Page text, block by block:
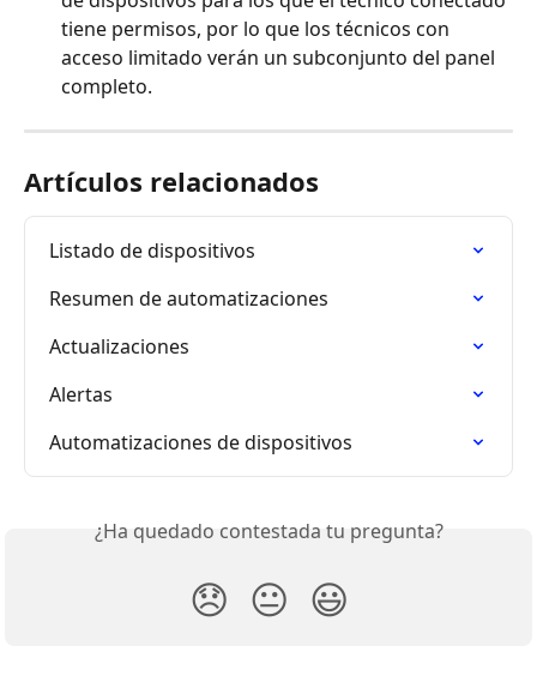
tiene permisos, por lo que los técnicos con
acceso limitado verán un subconjunto del panel
completo.
Artículos relacionados
Listado de dispositivos
Resumen de automatizaciones
Actualizaciones
Alertas
Automatizaciones de dispositivos
¿Ha quedado contestada tu pregunta?
😞 😐 😃